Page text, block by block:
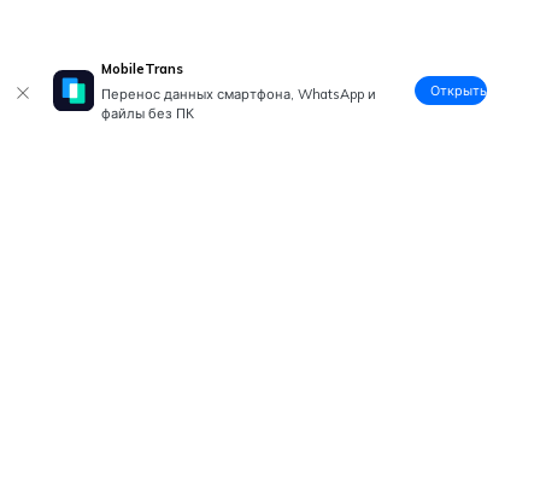
MobileTrans
Перенос данных смартфона, WhatsApp и
файлы без ПК
Открыть